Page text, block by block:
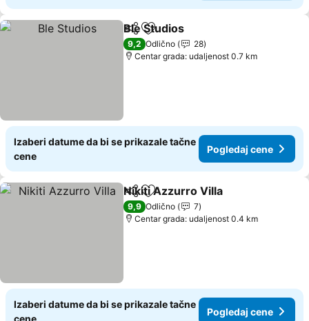
Deli Dodati u favorite
Ble Studios
9,2 Odlično
28
Centar grada: udaljenost 0.7 km
Izaberi datume da bi se prikazale tačne
cene
Pogledaj cene
Deli Dodati u favorite
Nikiti Azzurro Villa
9,9 Odlično
7
Centar grada: udaljenost 0.4 km
Izaberi datume da bi se prikazale tačne
cene
Pogledaj cene